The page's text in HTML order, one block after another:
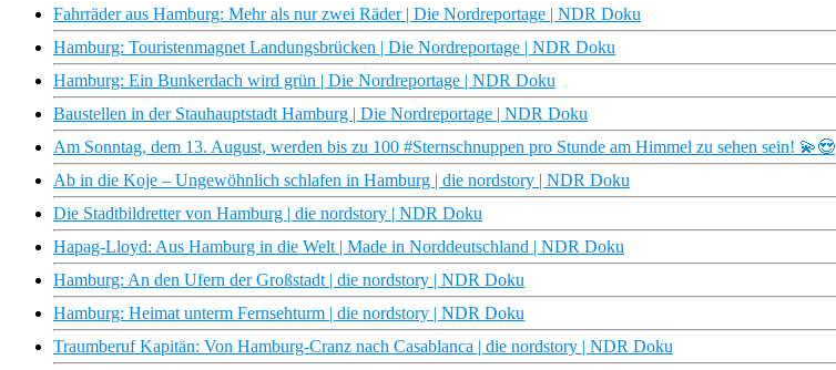
Fahrräder aus Hamburg: Mehr als nur zwei Räder | Die Nordreportage | NDR Doku
Hamburg: Touristenmagnet Landungsbrücken | Die Nordreportage | NDR Doku
Hamburg: Ein Bunkerdach wird grün | Die Nordreportage | NDR Doku
Baustellen in der Stauhauptstadt Hamburg | Die Nordreportage | NDR Doku
Am Sonntag, dem 13. August, werden bis zu 100 #Sternschnuppen pro Stunde am Himmel zu sehen sein! 💫😍
Ab in die Koje – Ungewöhnlich schlafen in Hamburg | die nordstory | NDR Doku
Die Stadtbildretter von Hamburg | die nordstory | NDR Doku
Hapag-Lloyd: Aus Hamburg in die Welt | Made in Norddeutschland | NDR Doku
Hamburg: An den Ufern der Großstadt | die nordstory | NDR Doku
Hamburg: Heimat unterm Fernsehturm | die nordstory | NDR Doku
Traumberuf Kapitän: Von Hamburg-Cranz nach Casablanca | die nordstory | NDR Doku